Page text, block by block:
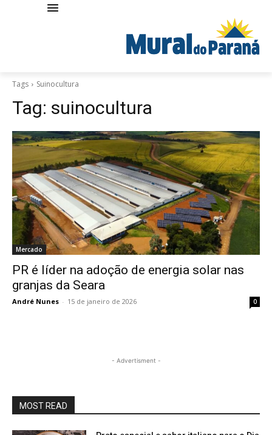
Tags Suinocultura
Tag: suinocultura
Mercado
PR é líder na adoção de energia solar nas
granjas da Seara
André Nunes - 15 de janeiro de 2026 0
- Advertisment -
MOST READ